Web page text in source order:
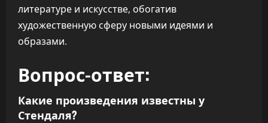
литературе и искусстве, обогатив
художественную сферу новыми идеями и
образами.
Вопрос-ответ:
Какие произведения известны у
Стендаля?